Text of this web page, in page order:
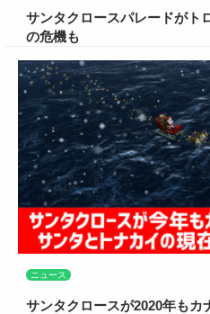
サンタクロースパレードがト
の危機も
ニュース
サンタクロースが2020年もカ